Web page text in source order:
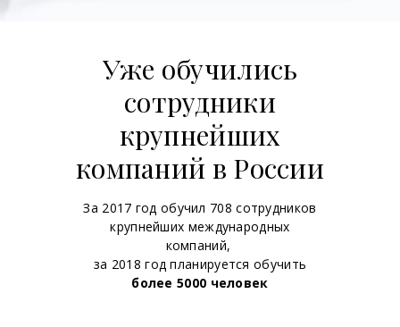
Уже обучились
сотрудники
крупнейших
компаний в России
За 2017 год обучил 708 сотрудников
крупнейших международных
компаний,
за 2018 год планируется обучить
более 5000 человек